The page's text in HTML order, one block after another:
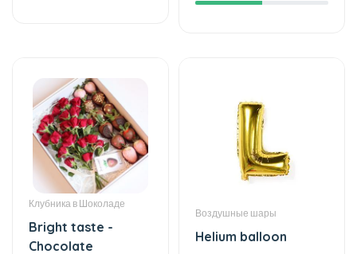
Клубника в Шоколаде
Bright taste -
Chocolate
Strawberries
Helium balloon
12 AZN